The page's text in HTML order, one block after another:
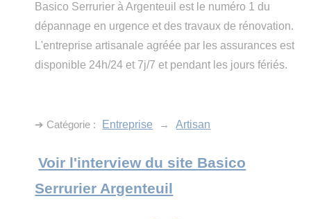
Basico Serrurier à Argenteuil est le numéro 1 du
dépannage en urgence et des travaux de rénovation.
L'entreprise artisanale agréée par les assurances est
disponible 24h/24 et 7j/7 et pendant les jours fériés.
➔ Catégorie : Entreprise → Artisan
Voir l'interview du site Basico
Serrurier Argenteuil